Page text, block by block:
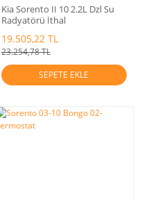
Kia Sorento II 10 2.2L Dzl Su
Radyatörü İthal
19.505,22 TL
23.254,78 TL
SEPETE EKLE